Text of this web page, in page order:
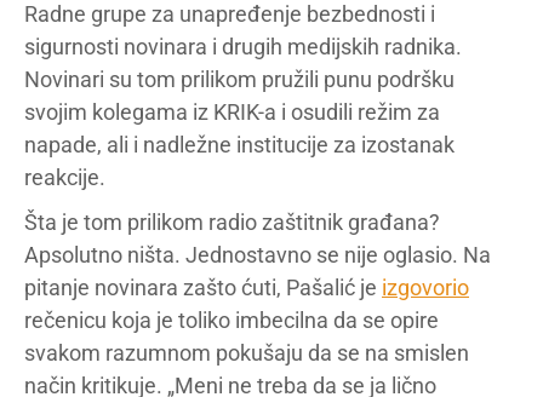
Radne grupe za unapređenje bezbednosti i
sigurnosti novinara i drugih medijskih radnika.
Novinari su tom prilikom pružili punu podršku
svojim kolegama iz KRIK-a i osudili režim za
napade, ali i nadležne institucije za izostanak
reakcije.
Šta je tom prilikom radio zaštitnik građana?
Apsolutno ništa. Jednostavno se nije oglasio. Na
pitanje novinara zašto ćuti, Pašalić je izgovorio
rečenicu koja je toliko imbecilna da se opire
svakom razumnom pokušaju da se na smislen
način kritikuje. „Meni ne treba da se ja lično